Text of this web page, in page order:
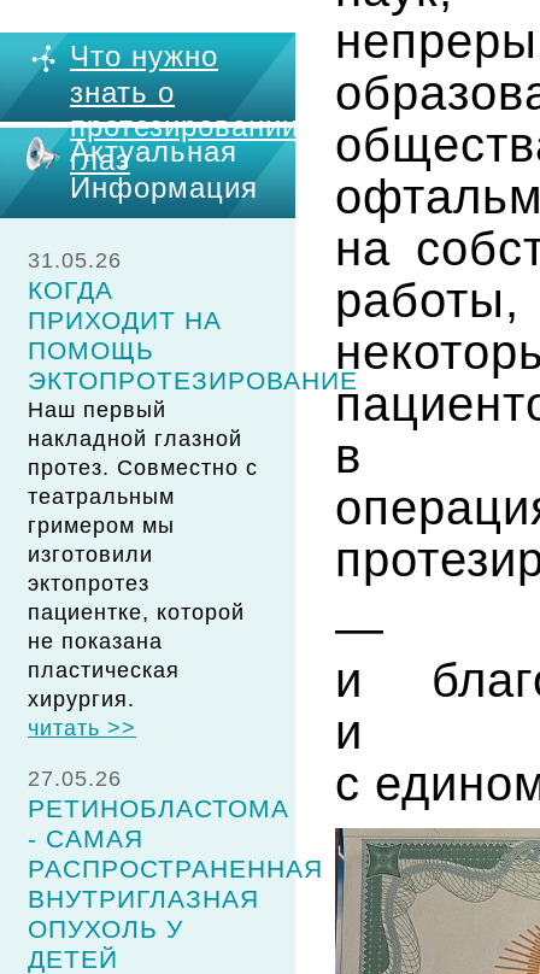
Что нужно
знать о
протезировании
глаз
Актуальная
Информация
31.05.26
КОГДА
ПРИХОДИТ НА
ПОМОЩЬ
ЭКТОПРОТЕЗИРОВАНИЕ
Наш первый
накладной глазной
протез. Совместно с
театральным
гримером мы
изготовили
эктопротез
пациентке, которой
не показана
пластическая
хирургия.
читать >>
27.05.26
РЕТИНОБЛАСТОМА
- САМАЯ
РАСПРОСТРАНЕННАЯ
ВНУТРИГЛАЗНАЯ
ОПУХОЛЬ У
ДЕТЕЙ
на
в
—
и
и
с